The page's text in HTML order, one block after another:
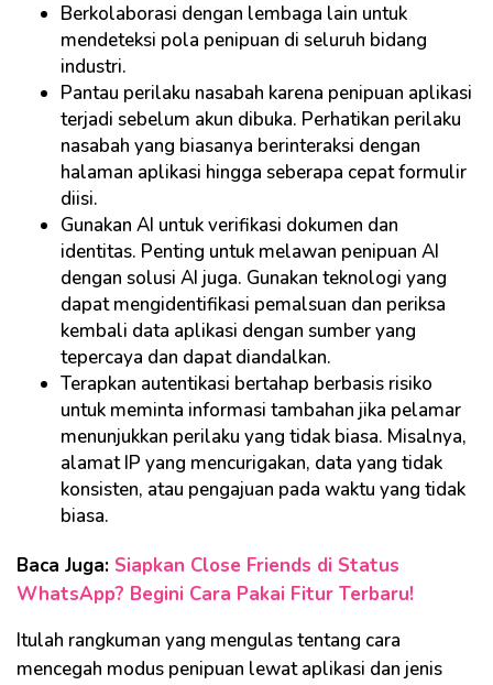
Berkolaborasi dengan lembaga lain untuk
mendeteksi pola penipuan di seluruh bidang
industri.
Pantau perilaku nasabah karena penipuan aplikasi
terjadi sebelum akun dibuka. Perhatikan perilaku
nasabah yang biasanya berinteraksi dengan
halaman aplikasi hingga seberapa cepat formulir
diisi.
Gunakan AI untuk verifikasi dokumen dan
identitas. Penting untuk melawan penipuan AI
dengan solusi AI juga. Gunakan teknologi yang
dapat mengidentifikasi pemalsuan dan periksa
kembali data aplikasi dengan sumber yang
tepercaya dan dapat diandalkan.
Terapkan autentikasi bertahap berbasis risiko
untuk meminta informasi tambahan jika pelamar
menunjukkan perilaku yang tidak biasa. Misalnya,
alamat IP yang mencurigakan, data yang tidak
konsisten, atau pengajuan pada waktu yang tidak
biasa.
Baca Juga: Siapkan Close Friends di Status
WhatsApp? Begini Cara Pakai Fitur Terbaru!
Itulah rangkuman yang mengulas tentang cara
mencegah modus penipuan lewat aplikasi dan jenis